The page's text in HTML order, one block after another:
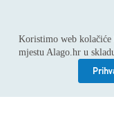
Koristimo web
mjestu Alago.hr u
Sva prava
ALAGO d.o.o.
Adresa: Horvati 112,
6539 392 / E-mail:
Subjekt je upisan
reg.uloškom broj 1-